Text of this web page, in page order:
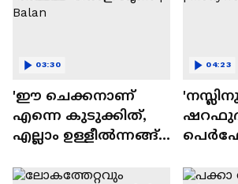
'ഈ ചെക്കനാണ്
എന്നെ കുടുക്കിത്,
എല്ലാം ഉള്ളീൽന്നങ്ങ്
സിനിമയിലെ
03:30
ടൈംസ്'
04:23